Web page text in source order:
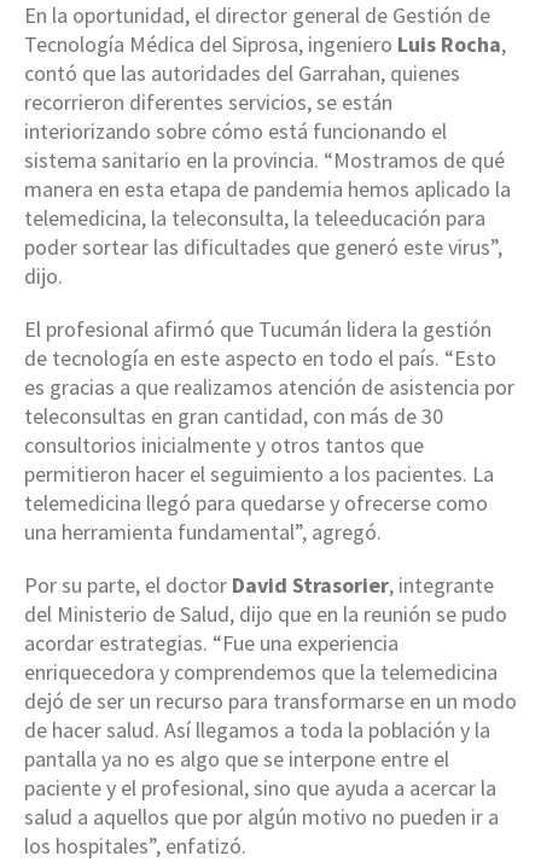
En la oportunidad, el director general de Gestión de
Tecnología Médica del Siprosa, ingeniero Luis Rocha,
contó que las autoridades del Garrahan, quienes
recorrieron diferentes servicios, se están
interiorizando sobre cómo está funcionando el
sistema sanitario en la provincia. “Mostramos de qué
manera en esta etapa de pandemia hemos aplicado la
telemedicina, la teleconsulta, la teleeducación para
poder sortear las dificultades que generó este virus”,
dijo.
El profesional afirmó que Tucumán lidera la gestión
de tecnología en este aspecto en todo el país. “Esto
es gracias a que realizamos atención de asistencia por
teleconsultas en gran cantidad, con más de 30
consultorios inicialmente y otros tantos que
permitieron hacer el seguimiento a los pacientes. La
telemedicina llegó para quedarse y ofrecerse como
una herramienta fundamental”, agregó.
Por su parte, el doctor David Strasorier, integrante
del Ministerio de Salud, dijo que en la reunión se pudo
acordar estrategias. “Fue una experiencia
enriquecedora y comprendemos que la telemedicina
dejó de ser un recurso para transformarse en un modo
de hacer salud. Así llegamos a toda la población y la
pantalla ya no es algo que se interpone entre el
paciente y el profesional, sino que ayuda a acercar la
salud a aquellos que por algún motivo no pueden ir a
los hospitales”, enfatizó.